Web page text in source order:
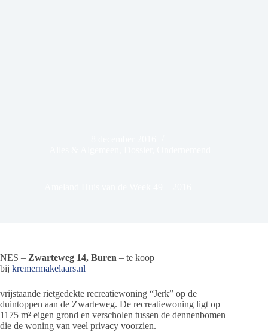
NES – Zwarteweg 14, Buren – te koop
bij kremermakelaars.nl
vrijstaande rietgedekte recreatiewoning “Jerk” op de
duintoppen aan de Zwarteweg. De recreatiewoning ligt op
1175 m² eigen grond en verscholen tussen de dennenbomen
die de woning van veel privacy voorzien.